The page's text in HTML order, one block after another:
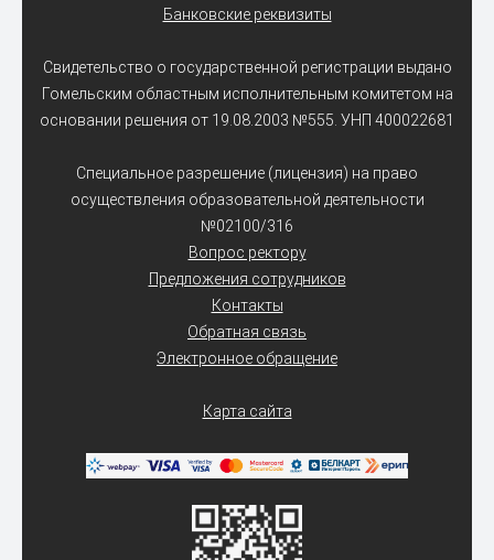
Банковские реквизиты
Свидетельство о государственной регистрации выдано
Гомельским областным исполнительным комитетом на
основании решения от 19.08.2003 №555. УНП 400022681
Специальное разрешение (лицензия) на право
осуществления образовательной деятельности
№02100/316
Вопрос ректору
Предложения сотрудников
Контакты
Обратная связь
Электронное обращение
Карта сайта